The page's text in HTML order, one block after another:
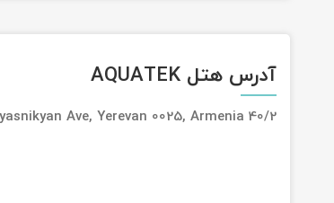
آدرس هتل AQUATEK
40/2 Myasnikyan Ave, Yerevan 0025, Armenia